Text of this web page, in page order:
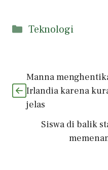
Kategori
Teknologi
Manna
Irlandia karena
jelas
Siswa di balik